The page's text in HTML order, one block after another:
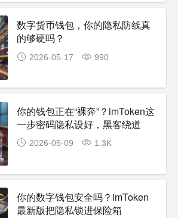
数字货币钱包，你的隐私防线真
的够硬吗？
2026-05-17 990
你的钱包正在“裸奔”？imToken这
一步密码隐私设好，黑客绕道
走！2026-05-09 1.3K
你的数字钱包安全吗？imToken
最新版把隐私锁进保险箱